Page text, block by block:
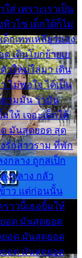
ส่ เพราะเราเป็น
หิวโซ เด็กใต้ก็ไม่
กเทพเหลียวมอง
เดินโยกย้ายเย
วใหม่ใส่มา เดิน
ไม่พอใจ ได้เป็น
ถามมัน ว่ามัน
ให้ เจอะเด็กใต้
มันสุดยอด สุด
รักสาวราม ที่พัก
กลาง ถูกสเป็ก
งกลาง กลัว
าว แต่ก่อนนั้น
ราวนี้เธอยิ้มให้
อด มันสุดยอด
อด มันสุดยอด
อด มันสุดยอด